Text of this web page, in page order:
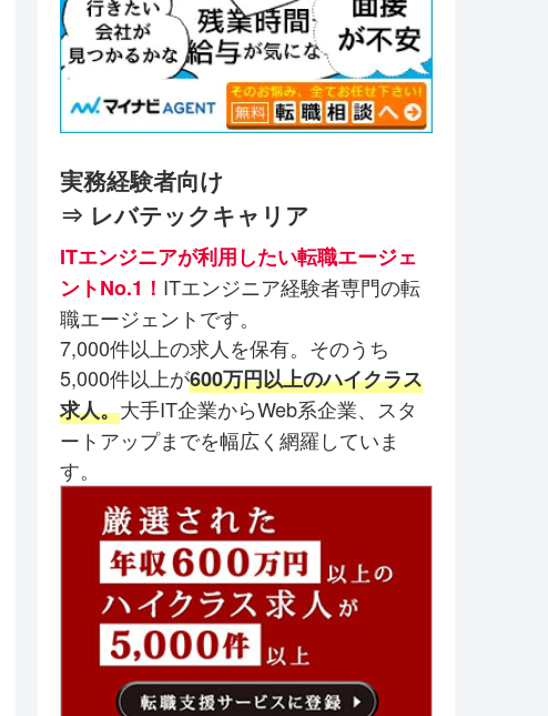
実務経験者向け
⇒ レバテックキャリア
ITエンジニアが利用したい転職エージェ
ントNo.1！ ITエンジニア経験者専門の転
職エージェントです。
7,000件以上の求人を保有。そのうち
5,000件以上が600万円以上のハイクラス
求人。大手IT企業からWeb系企業、スタ
ートアップまでを幅広く網羅していま
す。